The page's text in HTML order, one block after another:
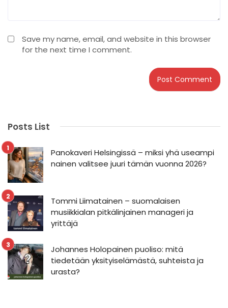
Save my name, email, and website in this browser
for the next time I comment.
Posts List
Panokaveri Helsingissä – miksi yhä useampi
nainen valitsee juuri tämän vuonna 2026?
Tommi Liimatainen – suomalaisen
musiikkialan pitkälinjainen manageri ja
yrittäjä
Johannes Holopainen puoliso: mitä
tiedetään yksityiselämästä, suhteista ja
urasta?